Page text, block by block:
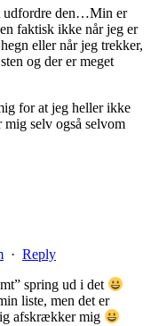
udfordre den…Min er
faktisk ikke når jeg er
eller når jeg trekker,
og der er meget
for at jeg heller ikke
mig selv også selvom
· Reply
spring ud i det
liste, men det er
afskrækker mig